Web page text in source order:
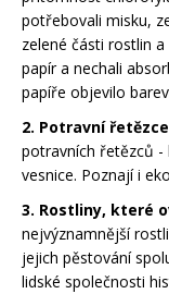
potřebovali misku,
zelené části rostlin
papír a nechali
papíře objevilo
2. Potravní řetězce
potravních řetězců -
vesnice. Poznají i
3. Rostliny, které
nejvýznamnější
jejich pěstování
lidské společnosti